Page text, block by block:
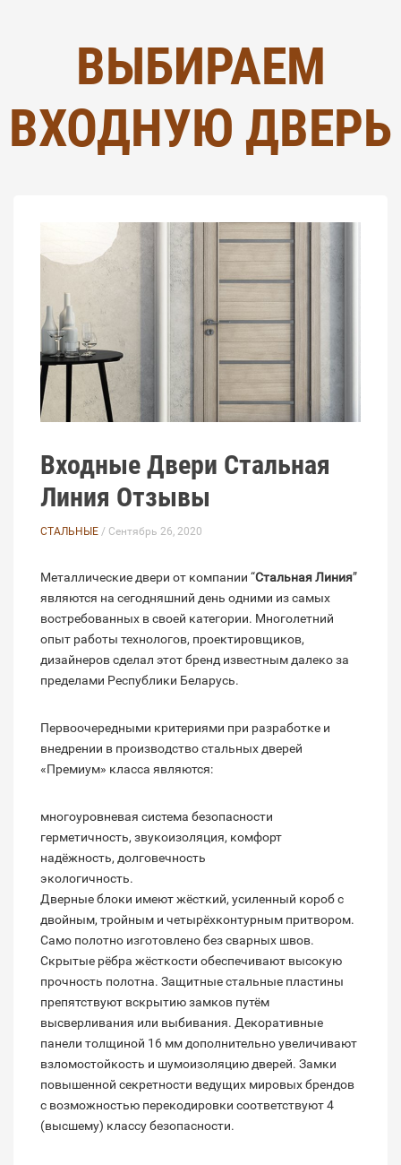
ВЫБИРАЕМ
ВХОДНУЮ ДВЕРЬ
Входные Двери Стальная
Линия Отзывы
СТАЛЬНЫЕ / Сентябрь 26, 2020
Металлические двери от компании “Стальная Линия”
являются на сегодняшний день одними из самых
востребованных в своей категории. Многолетний
опыт работы технологов, проектировщиков,
дизайнеров сделал этот бренд известным далеко за
пределами Республики Беларусь.
Первоочередными критериями при разработке и
внедрении в производство стальных дверей
«Премиум» класса являются:
многоуровневая система безопасности
герметичность, звукоизоляция, комфорт
надёжность, долговечность
экологичность.
Дверные блоки имеют жёсткий, усиленный короб с
двойным, тройным и четырёхконтурным притвором.
Само полотно изготовлено без сварных швов.
Скрытые рёбра жёсткости обеспечивают высокую
прочность полотна. Защитные стальные пластины
препятствуют вскрытию замков путём
высверливания или выбивания. Декоративные
панели толщиной 16 мм дополнительно увеличивают
взломостойкость и шумоизоляцию дверей. Замки
повышенной секретности ведущих мировых брендов
с возможностью перекодировки соответствуют 4
(высшему) классу безопасности.